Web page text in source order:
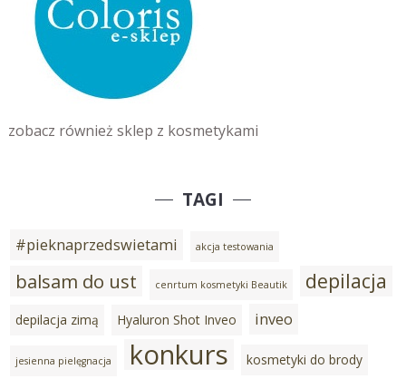
zobacz również sklep z kosmetykami
TAGI
#pieknaprzedswietami akcja testowania
balsam do ust cenrtum kosmetyki Beautik depilacja
depilacja zimą Hyaluron Shot Inveo inveo
jesienna pielęgnacja konkurs kosmetyki do brody